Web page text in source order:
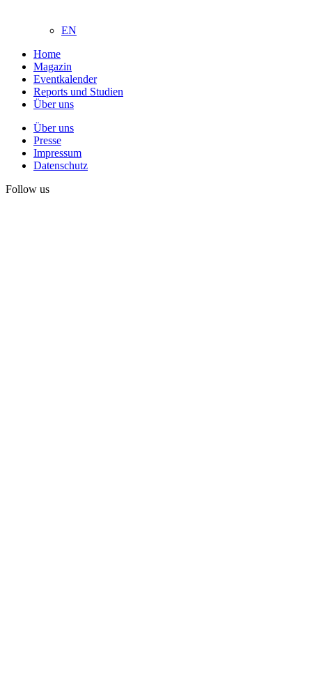
EN
Home
Magazin
Eventkalender
Reports und Studien
Über uns
Über uns
Presse
Impressum
Datenschutz
Follow us